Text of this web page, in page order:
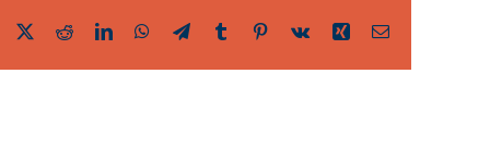
Facebook
TwitterRedditLinkedInWhatsApp
TelegramTumblr Pinterest
Vk Xing Email